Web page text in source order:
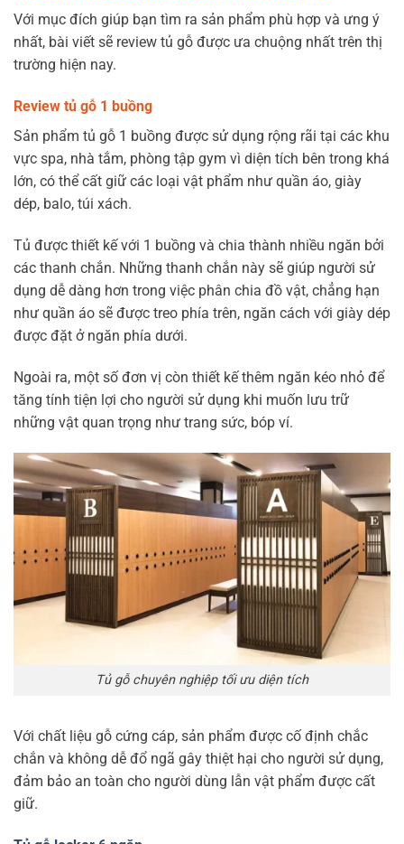
Với mục đích giúp bạn tìm ra sản phẩm phù hợp và ưng ý
nhất, bài viết sẽ review tủ gỗ được ưa chuộng nhất trên thị
trường hiện nay.
Review tủ gỗ 1 buồng
Sản phẩm tủ gỗ 1 buồng được sử dụng rộng rãi tại các khu
vực spa, nhà tắm, phòng tập gym vì diện tích bên trong khá
lớn, có thể cất giữ các loại vật phẩm như quần áo, giày
dép, balo, túi xách.
Tủ được thiết kế với 1 buồng và chia thành nhiều ngăn bởi
các thanh chắn. Những thanh chắn này sẽ giúp người sử
dụng dễ dàng hơn trong việc phân chia đồ vật, chẳng hạn
như quần áo sẽ được treo phía trên, ngăn cách với giày dép
được đặt ở ngăn phía dưới.
Ngoài ra, một số đơn vị còn thiết kế thêm ngăn kéo nhỏ để
tăng tính tiện lợi cho người sử dụng khi muốn lưu trữ
những vật quan trọng như trang sức, bóp ví.
Tủ gỗ chuyên nghiệp tối ưu diện tích
Với chất liệu gỗ cứng cáp, sản phẩm được cố định chắc
chắn và không dễ đổ ngã gây thiệt hại cho người sử dụng,
đảm bảo an toàn cho người dùng lẫn vật phẩm được cất
giữ.